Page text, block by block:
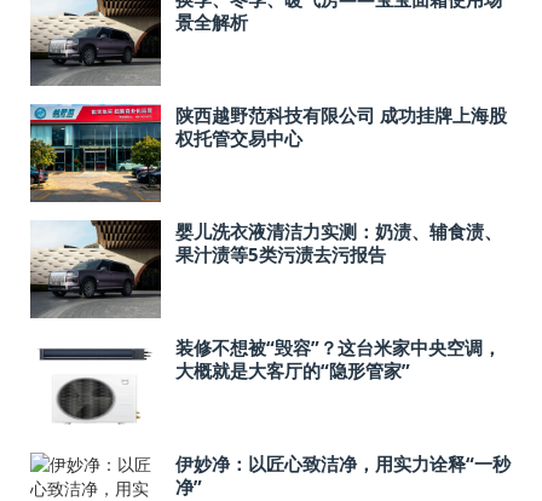
景全解析
陕西越野范科技有限公司 成功挂牌上海股
权托管交易中心
婴儿洗衣液清洁力实测：奶渍、辅食渍、
果汁渍等5类污渍去污报告
装修不想被“毁容”？这台米家中央空调，
大概就是大客厅的“隐形管家”
伊妙净：以匠心致洁净，用实力诠释“一秒
净”